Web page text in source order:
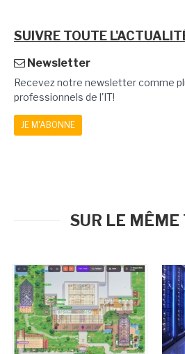
SUIVRE TOUTE
Newsletter
Recevez notre newsletter comme
professionnels de l'IT!
JE M'ABONNE
SUR LE MÊME